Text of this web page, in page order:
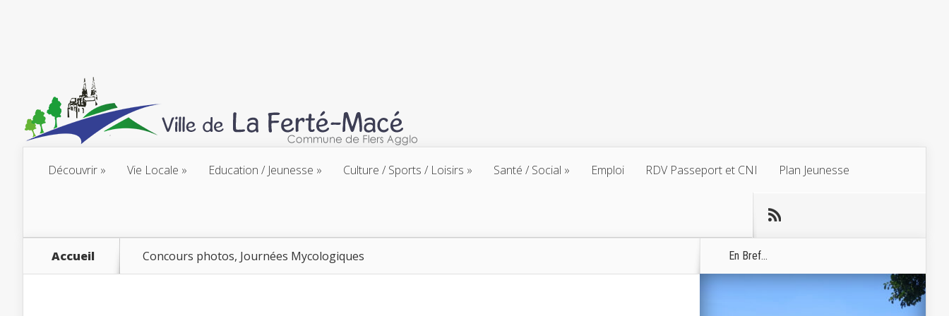
Découvrir Vie Locale Education / Jeunesse Culture / Sports / Loisirs Santé / Social Emploi RDV Passeport et CNI Plan Jeunesse
Accueil Concours photos, Journées Mycologiques En Bref...